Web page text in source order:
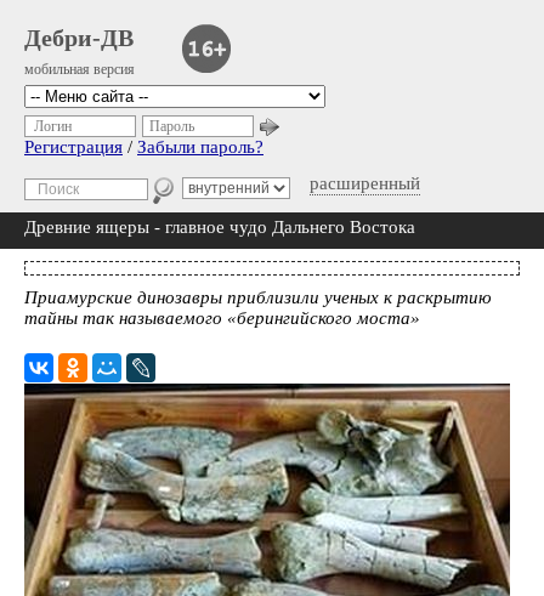
Дебри-ДВ
мобильная версия
расширенный
Логин Пароль
Регистрация / Забыли пароль?
Древние ящеры - главное чудо Дальнего Востока
Приамурские динозавры приблизили ученых к раскрытию
тайны так называемого «берингийского моста»